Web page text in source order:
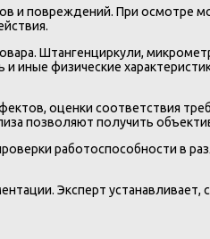
и повреждений. При осмотре
Штангенциркули,
физические
оценки соответствия
позволяют получить
работоспособности в
Эксперт устанавливает,